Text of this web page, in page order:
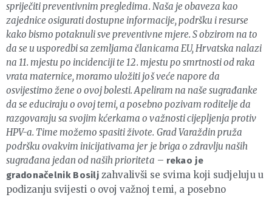
spriječiti preventivnim pregledima. Naša je obaveza kao
zajednice osigurati dostupne informacije, podršku i resurse
kako bismo potaknuli sve preventivne mjere. S obzirom na to
da se u usporedbi sa zemljama članicama EU, Hrvatska nalazi
na 11. mjestu po incidenciji te 12. mjestu po smrtnosti od raka
vrata maternice, moramo uložiti još veće napore da
osvijestimo žene o ovoj bolesti. Apeliram na naše sugrađanke
da se educiraju o ovoj temi, a posebno pozivam roditelje da
razgovaraju sa svojim kćerkama o važnosti cijepljenja protiv
HPV-a. Time možemo spasiti živote. Grad Varaždin pruža
podršku ovakvim inicijativama jer je briga o zdravlju naših
sugrađana jedan od naših prioriteta – rekao je
gradonačelnik Bosilj zahvalivši se svima koji sudjeluju u
podizanju svijesti o ovoj važnoj temi, a posebno